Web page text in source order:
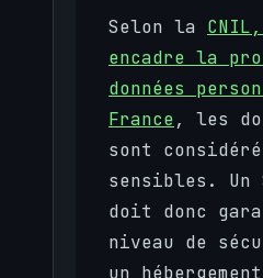
Selon la
encadre la
données
France, les
sont
sensibles. Un
doit donc
niveau de
un